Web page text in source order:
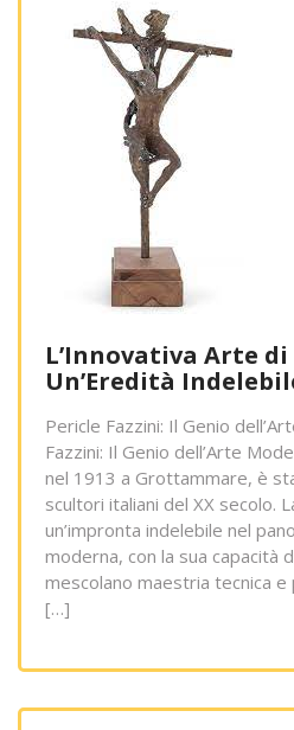
L’Innovativa Arte
Un’Eredità
Pericle Fazzini: Il Genio
Fazzini: Il Genio dell’Arte
nel 1913 a Grottammare, è
scultori italiani del XX secolo.
un’impronta indelebile nel
moderna, con la sua capacità
mescolano maestria tecnica
[…]